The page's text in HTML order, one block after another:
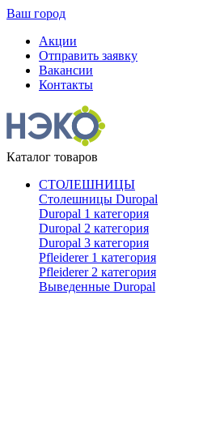
Ваш город
Акции
Отправить заявку
Вакансии
Контакты
Каталог товаров
СТОЛЕШНИЦЫ
Столешницы Duropal
Duropal 1 категория
Duropal 2 категория
Duropal 3 категория
Pfleiderer 1 категория
Pfleiderer 2 категория
Выведенные Duropal